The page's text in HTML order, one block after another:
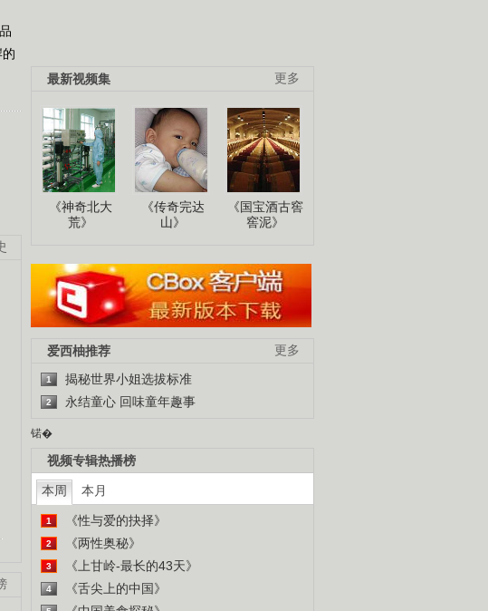
更多
最新视频集
《神奇北大
荒》
《传奇完达
山》
《国宝酒古窖
窖泥》
更多
爱西柚推荐
1 揭秘世界小姐选拔标准
2 永结童心 回味童年趣事
锘�
视频专辑热播榜
本周 本月
1 《性与爱的抉择》
2 《两性奥秘》
3 《上甘岭-最长的43天》
4 《舌尖上的中国》